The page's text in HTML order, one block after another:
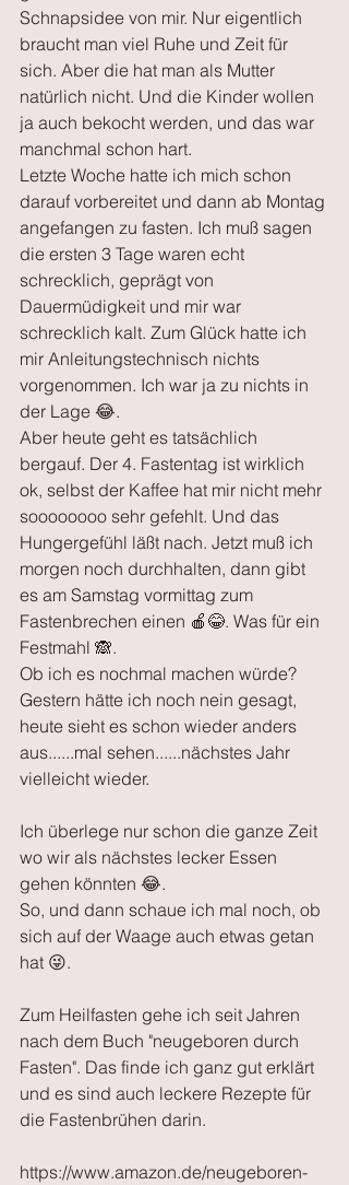
Schnapsidee von mir. Nur eigentlich
braucht man viel Ruhe und Zeit für
sich. Aber die hat man als Mutter
natürlich nicht. Und die Kinder wollen
ja auch bekocht werden, und das war
manchmal schon hart.
Letzte Woche hatte ich mich schon
darauf vorbereitet und dann ab Montag
angefangen zu fasten. Ich muß sagen
die ersten 3 Tage waren echt
schrecklich, geprägt von
Dauermüdigkeit und mir war
schrecklich kalt. Zum Glück hatte ich
mir Anleitungstechnisch nichts
vorgenommen. Ich war ja zu nichts in
der Lage 😂.
Aber heute geht es tatsächlich
bergauf. Der 4. Fastentag ist wirklich
ok, selbst der Kaffee hat mir nicht mehr
soooooooo sehr gefehlt. Und das
Hungergefühl läßt nach. Jetzt muß ich
morgen noch durchhalten, dann gibt
es am Samstag vormittag zum
Fastenbrechen einen 🍎😂. Was für ein
Festmahl 🙈.
Ob ich es nochmal machen würde?
Gestern hätte ich noch nein gesagt,
heute sieht es schon wieder anders
aus......mal sehen......nächstes Jahr
vielleicht wieder.
Ich überlege nur schon die ganze Zeit
wo wir als nächstes lecker Essen
gehen könnten 😂.
So, und dann schaue ich mal noch, ob
sich auf der Waage auch etwas getan
hat 😜.
Zum Heilfasten gehe ich seit Jahren
nach dem Buch "neugeboren durch
Fasten". Das finde ich ganz gut erklärt
und es sind auch leckere Rezepte für
die Fastenbrühen darin.
https://www.amazon.de/neugeboren-